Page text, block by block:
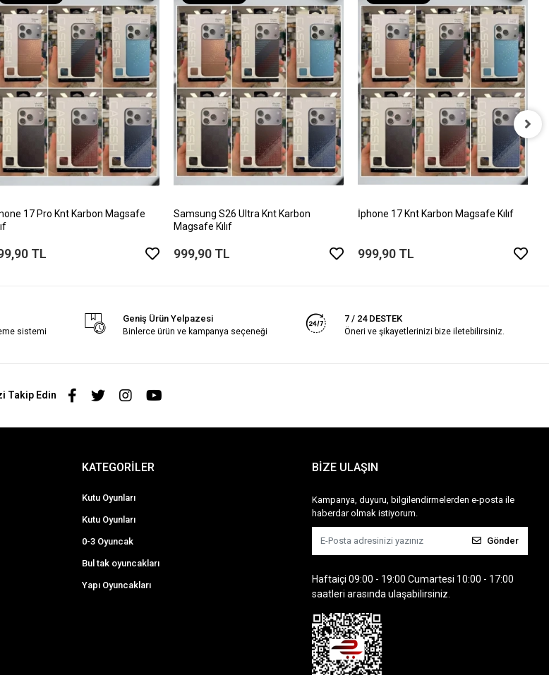
17 Pro Knt Karbon Magsafe
TL
Samsung S26 Ultra Knt Karbon
Magsafe Kılıf
999,90 TL
İphone 17 Knt Karbon Magsafe Kılıf
999,90 TL
sistemi
Geniş Ürün Yelpazesi
Binlerce ürün ve kampanya seçeneği
7 / 24 DESTEK
Öneri ve şikayetlerinizi bize iletebilirsiniz.
Takip Edin
KATEGORİLER
Kutu Oyunları
Kutu Oyunları
0-3 Oyuncak
Bul tak oyuncakları
Yapı Oyuncakları
BİZE ULAŞIN
Kampanya, duyuru, bilgilendirmelerden e-posta ile
haberdar olmak istiyorum.
Gönder
Haftaiçi 09:00 - 19:00 Cumartesi 10:00 - 17:00
saatleri arasında ulaşabilirsiniz.